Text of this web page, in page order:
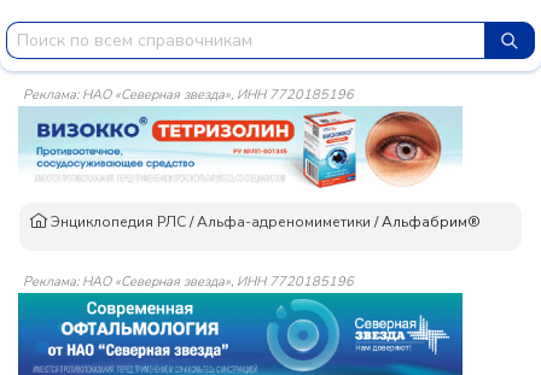
Реклама: НАО «Северная звезда», ИНН 7720185196
Энциклопедия РЛС/Альфа-адреномиметики /Альфабрим®
Реклама: НАО «Северная звезда», ИНН 7720185196